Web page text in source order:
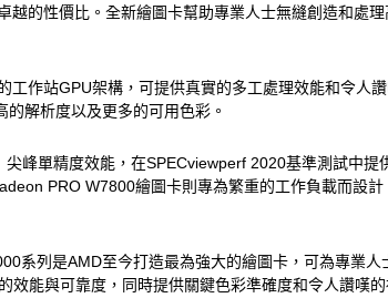
的性價比。全新繪圖卡幫助專業人士無縫創造和處
作站GPU架構，可提供真實的多工處理效能和令
解析度以及更多的可用色彩。
峰單精度效能，在SPECviewperf 2020基準測試中
PRO W7800繪圖卡則專為繁重的工作負載而設
系列是AMD至今打造最為強大的繪圖卡，可為專業
能與可靠度，同時提供關鍵色彩準確度和令人讚嘆